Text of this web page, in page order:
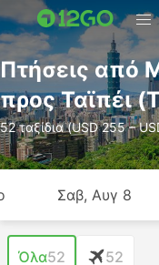
Πτήσεις από
προς Ταϊπέι
52 ταξίδια (USD 255 –
Σαβ, Αυγ 8
Όλα52 52